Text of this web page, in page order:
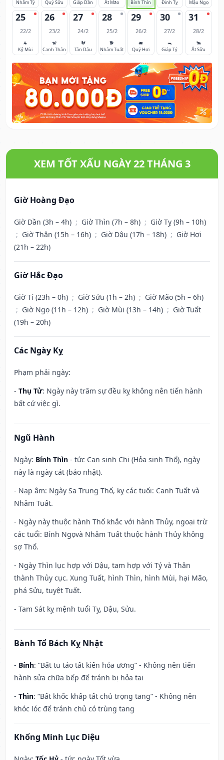
Nhâm Tý
Quý Sửu
Giáp Dần
Ất Mão
Bính Thìn
Đinh Tỵ
Mậu Ngọ
25
22/2
🐐
Kỷ Mùi
26
23/2
🐒
Canh Thân
27
24/2
🐓
Tân Dậu
28
25/2
🐕
Nhâm Tuất
29
26/2
🐖
Quý Hợi
30
27/2
🐀
Giáp Tý
31
28/2
🐂
Ất Sửu
XEM TỐT XẤU NGÀY 22 THÁNG 3
Giờ Hoàng Đạo
Giờ Dần (3h – 4h) ; Giờ Thìn (7h – 8h) ; Giờ Tỵ (9h – 10h)
; Giờ Thân (15h – 16h) ; Giờ Dậu (17h – 18h) ; Giờ Hợi
(21h – 22h)
Giờ Hắc Đạo
Giờ Tí (23h – 0h) ; Giờ Sửu (1h – 2h) ; Giờ Mão (5h – 6h)
; Giờ Ngọ (11h – 12h) ; Giờ Mùi (13h – 14h) ; Giờ Tuất
(19h – 20h)
Các Ngày Kỵ
Phạm phải ngày:
- Thụ Tử: Ngày này trăm sự đều kỵ không nên tiến hành
bất cứ việc gì.
Ngũ Hành
Ngày: Bính Thìn - tức Can sinh Chi (Hỏa sinh Thổ), ngày
này là ngày cát (bảo nhật).
- Nạp âm: Ngày Sa Trung Thổ, kỵ các tuổi: Canh Tuất và
Nhâm Tuất.
- Ngày này thuộc hành Thổ khắc với hành Thủy, ngoại trừ
các tuổi: Bính Ngọvà Nhâm Tuất thuộc hành Thủy không
sợ Thổ.
- Ngày Thìn lục hợp với Dậu, tam hợp với Tý và Thân
thành Thủy cục. Xung Tuất, hình Thìn, hình Mùi, hại Mão,
phá Sửu, tuyệt Tuất.
- Tam Sát kỵ mệnh tuổi Tỵ, Dậu, Sửu.
Bành Tổ Bách Kỵ Nhật
- Bính: “Bất tu táo tất kiến hỏa ương” - Không nên tiến
hành sửa chữa bếp để tránh bị hỏa tai
- Thìn: “Bất khốc khấp tất chủ trọng tang” - Không nên
khóc lóc để tránh chủ có trùng tang
Khổng Minh Lục Diệu